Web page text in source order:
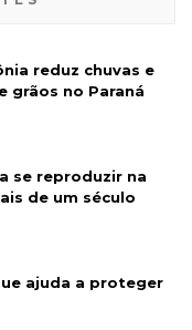
reduz chuvas e
grãos no Paraná
se reproduzir na
de um século
ajuda a proteger